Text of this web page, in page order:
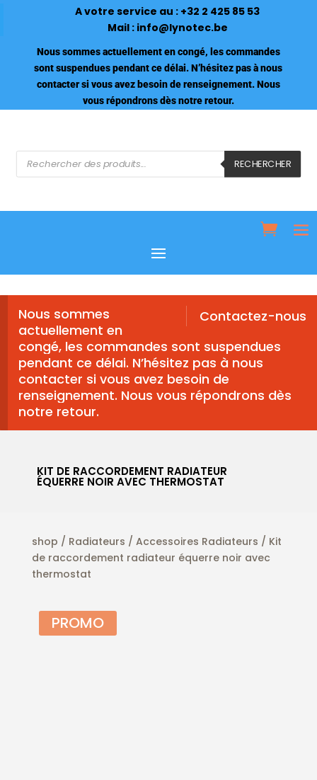
A votre service au : +32 2 425 85 53
Mail : info@lynotec.be
Nous sommes actuellement en congé, les commandes
sont suspendues pendant ce délai. N’hésitez pas à nous
contacter si vous avez besoin de renseignement. Nous
vous répondrons dès notre retour.
Recherche
de
produits
RECHERCHER
Contactez-nous
Nous sommes
actuellement en
congé, les commandes sont suspendues
pendant ce délai. N’hésitez pas à nous
contacter si vous avez besoin de
renseignement. Nous vous répondrons dès
notre retour.
KIT DE RACCORDEMENT RADIATEUR
ÉQUERRE NOIR AVEC THERMOSTAT
shop / Radiateurs / Accessoires Radiateurs / Kit
de raccordement radiateur équerre noir avec
thermostat
PROMO